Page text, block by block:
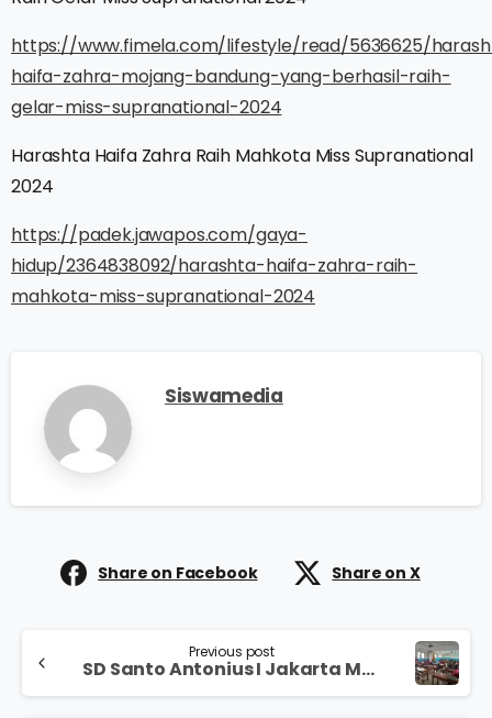
https://www.fimela.com/lifestyle/read/5636625/
haifa-zahra-mojang-bandung-yang-berhasil-raih-
gelar-miss-supranational-2024
Harashta Haifa Zahra Raih Mahkota Miss Supranational
2024
https://padek.jawapos.com/gaya-
hidup/2364838092/harashta-haifa-zahra-raih-
mahkota-miss-supranational-2024
Siswamedia
Share on Facebook Share on X
Previous post
SD Santo Antonius I Jakarta Menggelar Training Sistem Siswamedia